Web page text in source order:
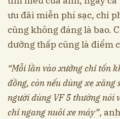
ưu đãi miễn phí sạc, chi
cũng không đáng là bao.
dưỡng thấp cũng là điểm
“Mỗi lần vào xưởng chỉ tốn
đồng, còn nếu dùng xe xăng
người dùng VF 5 thường nói
chỉ ngang nuôi xe máy”,